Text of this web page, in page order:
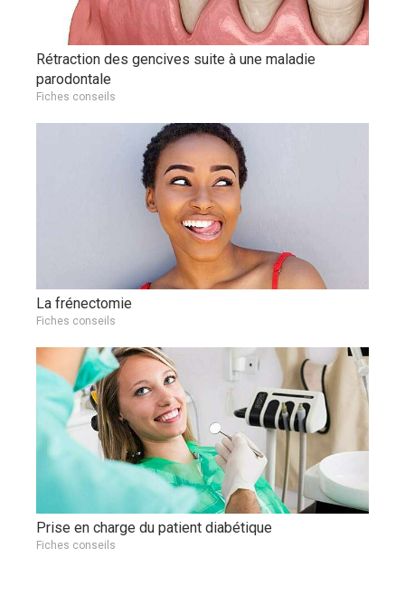
Rétraction des gencives suite à une maladie
parodontale
Fiches conseils
La frénectomie
Fiches conseils
Prise en charge du patient diabétique
Fiches conseils